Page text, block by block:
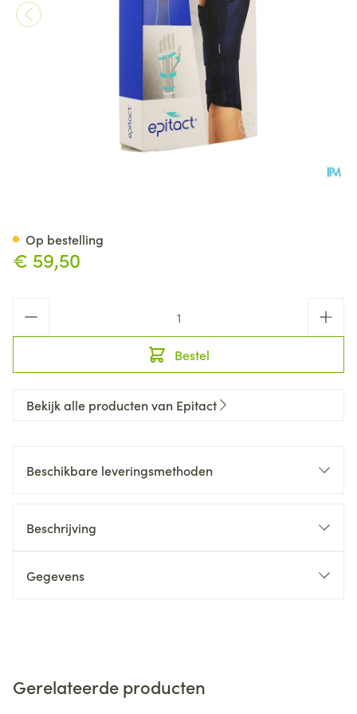
€ 59,50
Bestel
Op bestelling
Bekijk alle producten van Epitact
Beschikbare leveringsmethoden
Beschrijving
Gegevens
Gerelateerde producten